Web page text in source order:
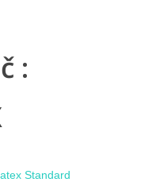
:
Standard